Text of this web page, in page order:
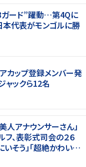
ガード”躍動…第4Qに
代表がモンゴルに勝
カップ登録メンバー発
ックら12名
人アナウンサーさん」
、表彰式司会の２６
そう」「超絶かわい